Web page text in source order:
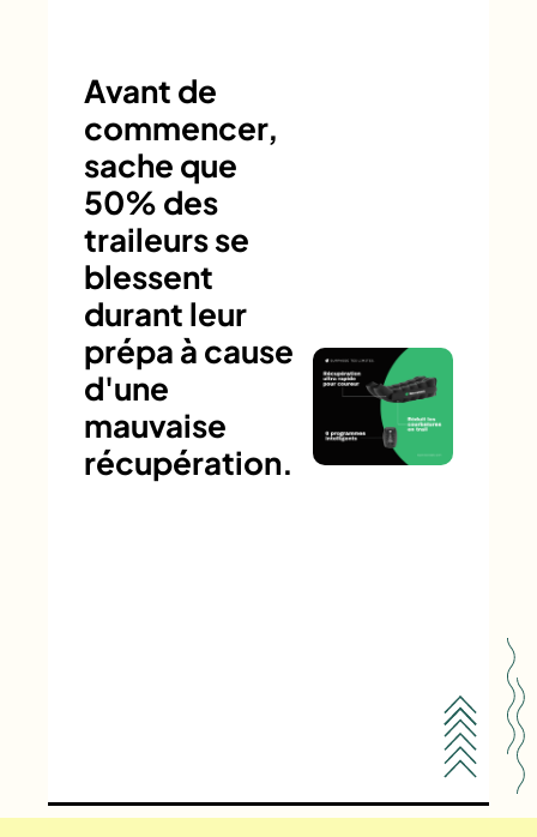
Avant de
commencer,
sache que
50% des
traileurs se
blessent
durant leur
prépa à cause
d'une
mauvaise
récupération.